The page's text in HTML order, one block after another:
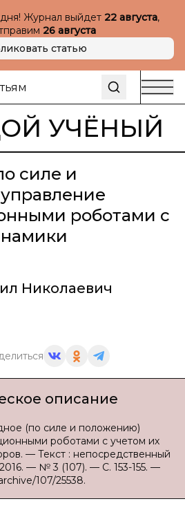
Журнал выйдет 22 августа,
26 августа
статью
УЧЁНЫЙ
силе и
роботами с
Николаевич
описание
(по силе и положению)
роботами с учетом их
— Текст : непосредственный
— № 3 (107). — С. 153-155. —
107/25538.